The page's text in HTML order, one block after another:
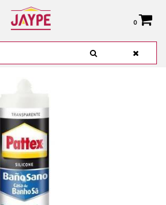
0
Total:
0,00 €
VER CESTA
280 ML.